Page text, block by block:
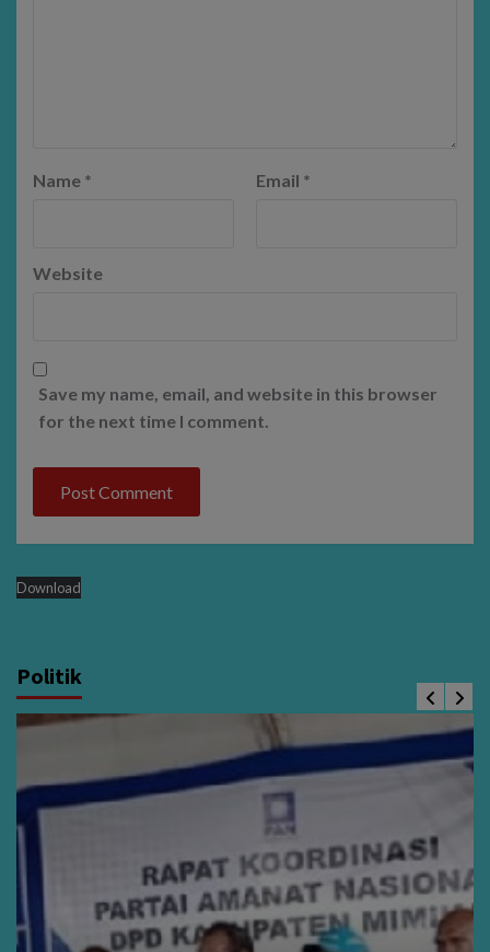
Name * Email *
Website
Save my name, email, and website in this browser
for the next time I comment.
Download
Politik